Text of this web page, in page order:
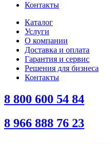
Контакты
Каталог
Услуги
О компании
Доставка и оплата
Гарантия и сервис
Решения для бизнеса
Контакты
8 800 600 54 84
8 966 888 76 23